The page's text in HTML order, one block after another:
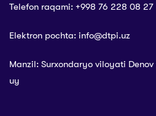
Telefon raqami: +998 76 228 08 27
Elektron pochta: info@dtpi.uz
Manzil: Surxondaryo viloyati Denov
uy